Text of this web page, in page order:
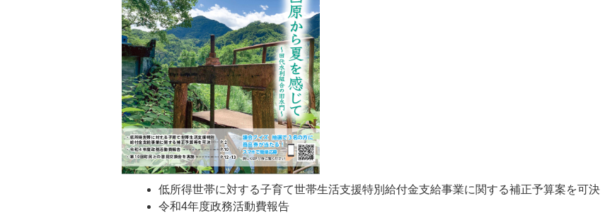
低所得世帯に対する子育て世帯生活支援特別給付金支給事業に関する補正予算案を可決
令和4年度政務活動費報告